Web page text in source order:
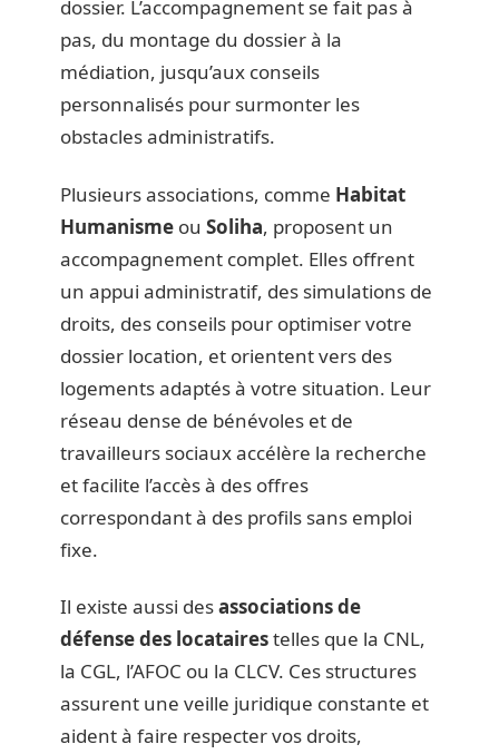
dossier. L’accompagnement se fait pas à
pas, du montage du dossier à la
médiation, jusqu’aux conseils
personnalisés pour surmonter les
obstacles administratifs.
Plusieurs associations, comme Habitat
Humanisme ou Soliha, proposent un
accompagnement complet. Elles offrent
un appui administratif, des simulations de
droits, des conseils pour optimiser votre
dossier location, et orientent vers des
logements adaptés à votre situation. Leur
réseau dense de bénévoles et de
travailleurs sociaux accélère la recherche
et facilite l’accès à des offres
correspondant à des profils sans emploi
fixe.
Il existe aussi desassociations de
défense des locatairestelles que la CNL,
la CGL, l’AFOC ou la CLCV. Ces structures
assurent une veille juridique constante et
aident à faire respecter vos droits,